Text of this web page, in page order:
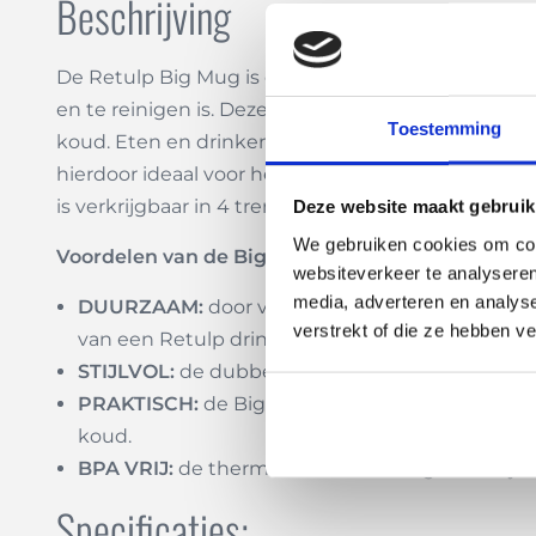
Toestemming
Deze website maakt
We gebruiken cookies om
websiteverkeer te
media, adverteren en
verstrekt of die ze hebben
Beschrijving
De Retulp Big Mug is een dubbelwandige,
en te reinigen is. Deze lekvrije, duurzame Food
koud. Eten en drinken uit een rvs-fles smaakt
hierdoor ideaal voor het meenemen van
is verkrijgbaar in 4 trendy kleuren. Daarnaast
Voordelen van de Big Mug:
DUURZAAM: door voor een herbruikbare
van een Retulp drinkfles 1000x de inhoud aan
STIJLVOL: de dubbelwandige lunchbox heeft
PRAKTISCH: de Big Mug lunchpod wordt
koud.
BPA VRIJ: de thermosfles is BPA en gifstof vrij